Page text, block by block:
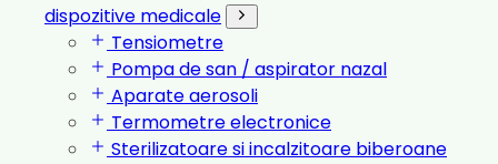
dispozitive medicale
Tensiometre
Pompa de san / aspirator nazal
Aparate aerosoli
Termometre electronice
Sterilizatoare si incalzitoare biberoane